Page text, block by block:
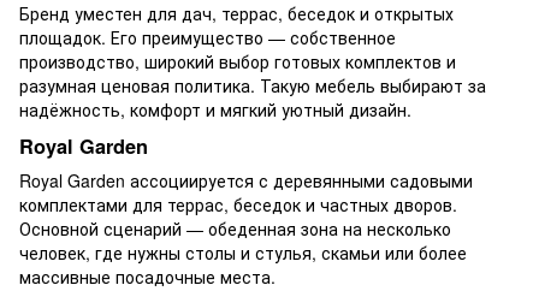
Бренд уместен для дач, террас, беседок и открытых
площадок. Его преимущество — собственное
производство, широкий выбор готовых комплектов и
разумная ценовая политика. Такую мебель выбирают за
надёжность, комфорт и мягкий уютный дизайн.
Royal Garden
Royal Garden ассоциируется с деревянными садовыми
комплектами для террас, беседок и частных дворов.
Основной сценарий — обеденная зона на несколько
человек, где нужны столы и стулья, скамьи или более
массивные посадочные места.